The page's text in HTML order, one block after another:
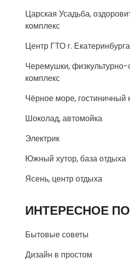
Царская Усадьба,
комплекс
Центр ГТО г. Екатеринбурга
Черемушки,
комплекс
Чёрное море, гостиничный
Шоколад, автомойка
Электрик
Южный хутор, база отдыха
Ясень, центр отдыха
ИНТЕРЕСНОЕ
Бытовые советы
Дизайн в простом